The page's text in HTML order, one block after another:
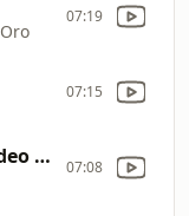
07:19
07:15
Basta ya de Mentiras Video Oficial 07:08